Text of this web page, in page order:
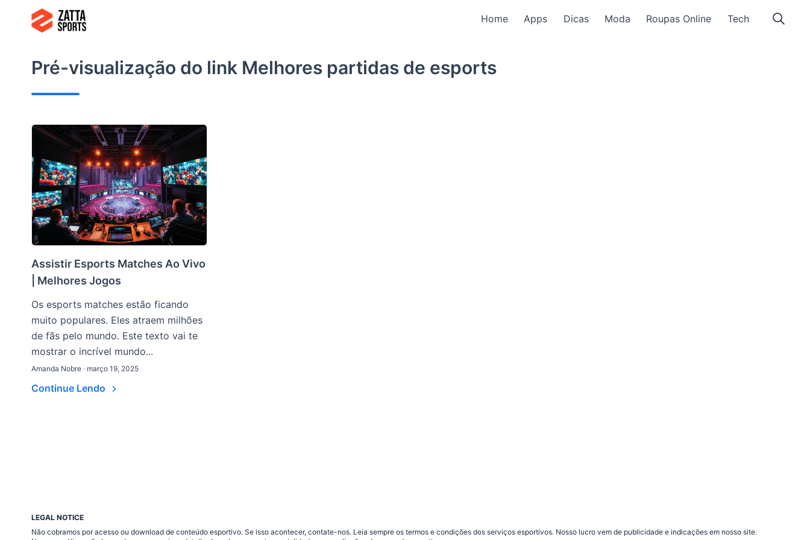
conteúdo
Home Apps Dicas Moda Roupas Online Tech
Pré-visualização do link Melhores partidas de esports
Assistir Esports Matches Ao Vivo
| Melhores Jogos
Os esports matches estão ficando
muito populares. Eles atraem milhões
de fãs pelo mundo. Este texto vai te
mostrar o incrível mundo...
Amanda Nobre · março 19, 2025
Continue Lendo
LEGAL NOTICE
Não cobramos por acesso ou download de conteúdo esportivo. Se isso acontecer, contate-nos. Leia sempre os termos e condições dos serviços esportivos. Nosso lucro vem de publicidade e indicações em nosso site.